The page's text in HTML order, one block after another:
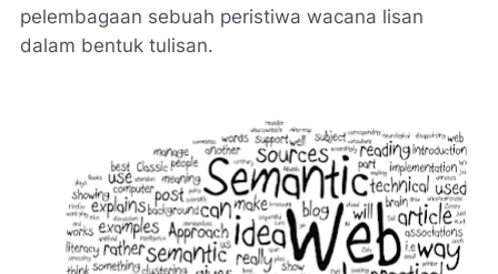
pelembagaan sebuah peristiwa wacana lisan
dalam bentuk tulisan.